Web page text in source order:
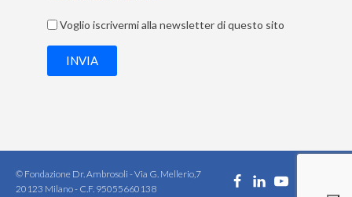
Voglio iscrivermi alla newsletter di questo sito
INVIA
© Fondazione Dr. Ambrosoli - Via G. Mellerio,7
20123 Milano - C.F. 95055660138